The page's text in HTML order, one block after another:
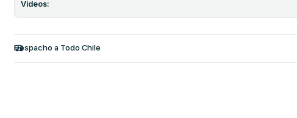
Videos:
Despacho a Todo Chile